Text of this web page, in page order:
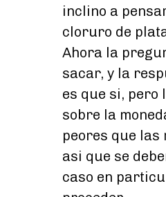
inclino a
cloruro de
Ahora la
sacar, y la
es que si, pero
sobre la
peores que las
asi que se
caso en